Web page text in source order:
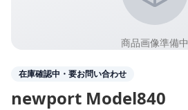
商品画像準備中
在庫確認中・要お問い合わせ
newport Model840